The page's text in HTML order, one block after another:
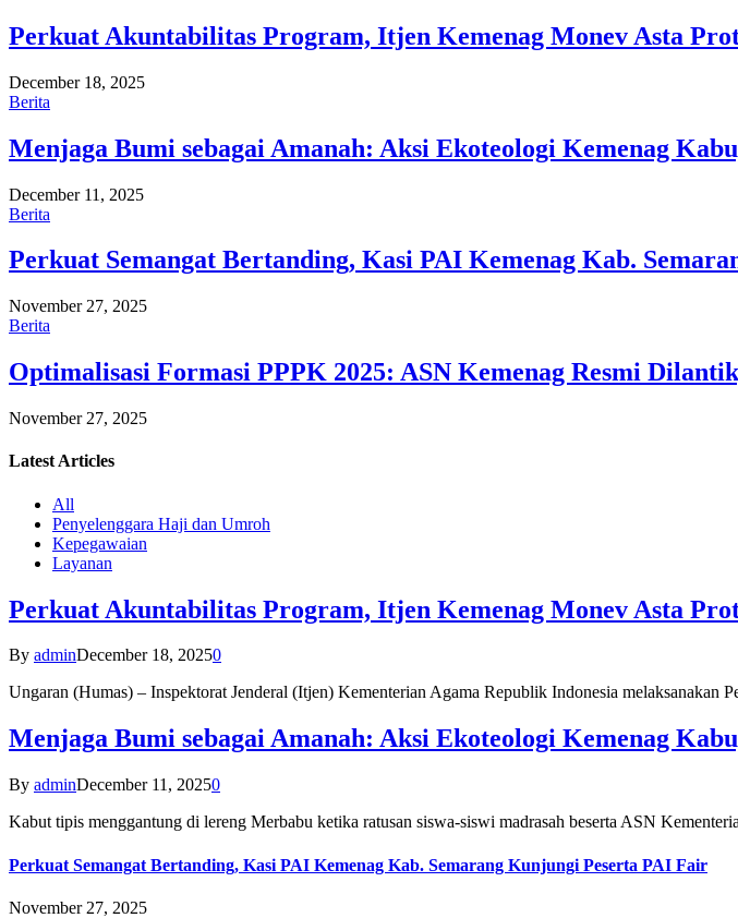
Perkuat Akuntabilitas Program, Itjen Kemenag Monev Asta
December 18, 2025
Berita
Menjaga Bumi sebagai Amanah: Aksi Ekoteologi Kemenag
December 11, 2025
Berita
Perkuat Semangat Bertanding, Kasi PAI Kemenag Kab.
November 27, 2025
Berita
Optimalisasi Formasi PPPK 2025: ASN Kemenag Resmi
November 27, 2025
Latest Articles
All
Penyelenggara Haji dan Umroh
Kepegawaian
Layanan
Perkuat Akuntabilitas Program, Itjen Kemenag Monev Asta
By adminDecember 18, 20250
Ungaran (Humas) – Inspektorat Jenderal (Itjen) Kementerian Agama Republik Indonesia melaksanakan
Menjaga Bumi sebagai Amanah: Aksi Ekoteologi Kemenag
By adminDecember 11, 20250
Kabut tipis menggantung di lereng Merbabu ketika ratusan siswa-siswi madrasah beserta ASN
Perkuat Semangat Bertanding, Kasi PAI Kemenag Kab. Semarang Kunjungi Peserta PAI Fair
November 27, 2025